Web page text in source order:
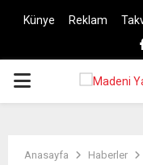
Künye Reklam
PRIMARY
Anasayfa Haberler